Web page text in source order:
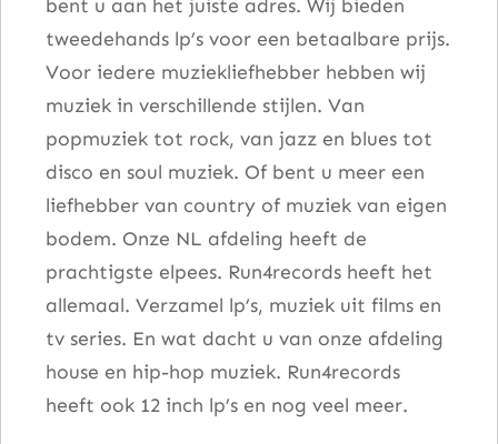
bent u aan het juiste adres. Wij bieden
tweedehands lp’s voor een betaalbare prijs.
Voor iedere muziekliefhebber hebben wij
muziek in verschillende stijlen. Van
popmuziek tot rock, van jazz en blues tot
disco en soul muziek. Of bent u meer een
liefhebber van country of muziek van eigen
bodem. Onze NL afdeling heeft de
prachtigste elpees. Run4records heeft het
allemaal. Verzamel lp’s, muziek uit films en
tv series. En wat dacht u van onze afdeling
house en hip-hop muziek. Run4records
heeft ook 12 inch lp’s en nog veel meer.